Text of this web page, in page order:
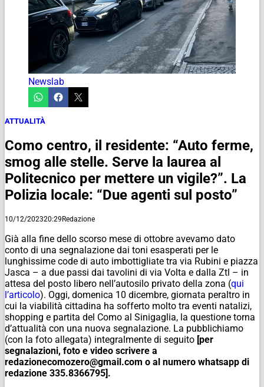
Newslab
ATTUALITÀ
Como centro, il residente: “Auto ferme,
smog alle stelle. Serve la laurea al
Politecnico per mettere un vigile?”. La
Polizia locale: “Due agenti sul posto”
10/12/202320:29Redazione
Già alla fine dello scorso mese di ottobre avevamo dato
conto di una segnalazione dai toni esasperati per le
lunghissime code di auto imbottigliate tra via Rubini e piazza
Jasca – a due passi dai tavolini di via Volta e dalla Ztl – in
attesa del posto libero nell’autosilo privato della zona (qui
l’articolo). Oggi, domenica 10 dicembre, giornata peraltro in
cui la viabilità cittadina ha sofferto molto tra eventi natalizi,
shopping e partita del Como al Sinigaglia, la questione torna
d’attualità con una nuova segnalazione. La pubblichiamo
(con la foto allegata) integralmente di seguito [per
segnalazioni, foto e video scrivere a
redazionecomozero@gmail.com o al numero whatsapp di
redazione 335.8366795].